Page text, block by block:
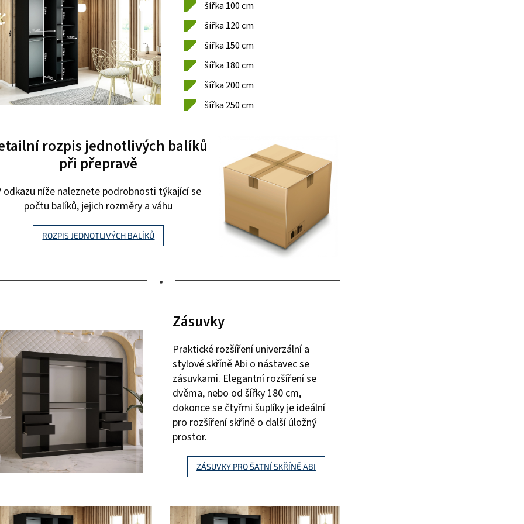
šířka 100 cm
šířka 120 cm
šířka 150 cm
šířka 180 cm
šířka 200 cm
šířka 250 cm
rozpis jednotlivých balíků
při přepravě
odkazu níže naleznete podrobnosti týkající se
počtu balíků, jejich rozměry a váhu
ROZPIS JEDNOTLIVÝCH BALÍKŮ
•
Zásuvky
Praktické rozšíření univerzální a
stylové skříně Abi o nástavec se
zásuvkami. Elegantní rozšíření se
dvěma, nebo od šířky 180 cm,
dokonce se čtyřmi šuplíky je ideální
pro rozšíření skříně o další úložný
prostor.
ZÁSUVKY PRO ŠATNÍ SKŘÍNĚ ABI